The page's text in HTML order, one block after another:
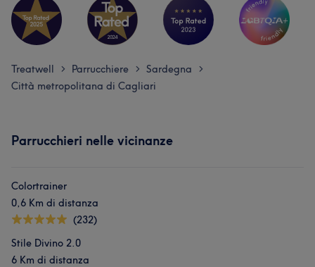
Treatwell > Parrucchiere > Sardegna >
Città metropolitana di Cagliari
Parrucchieri nelle vicinanze
Colortrainer
0,6 Km di distanza
(232)
Stile Divino 2.0
6 Km di distanza